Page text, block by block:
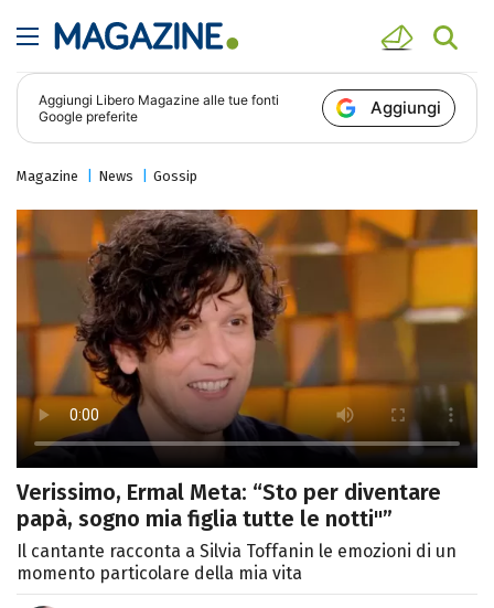
Aggiungi Libero Magazine alle tue fonti
Google preferite
Aggiungi
Magazine News Gossip
Verissimo, Ermal Meta: “Sto per diventare
papà, sogno mia figlia tutte le notti"”
Il cantante racconta a Silvia Toffanin le emozioni di un
momento particolare della mia vita